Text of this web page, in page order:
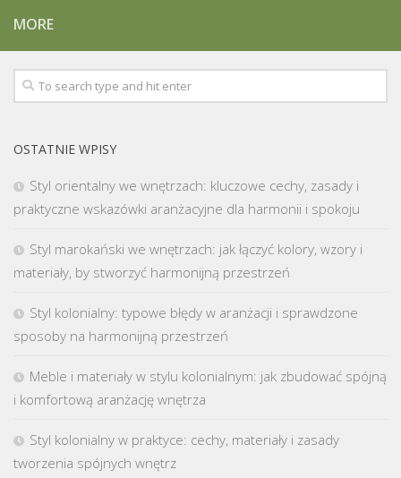
MORE
OSTATNIE WPISY
Styl orientalny we wnętrzach: kluczowe cechy, zasady i
praktyczne wskazówki aranżacyjne dla harmonii i spokoju
Styl marokański we wnętrzach: jak łączyć kolory, wzory i
materiały, by stworzyć harmonijną przestrzeń
Styl kolonialny: typowe błędy w aranżacji i sprawdzone
sposoby na harmonijną przestrzeń
Meble i materiały w stylu kolonialnym: jak zbudować spójną
i komfortową aranżację wnętrza
Styl kolonialny w praktyce: cechy, materiały i zasady
tworzenia spójnych wnętrz